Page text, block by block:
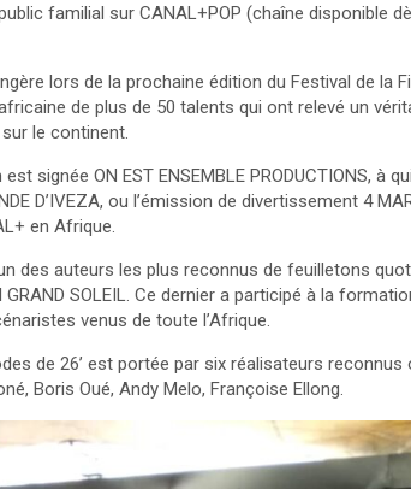
familial sur CANAL+POP (chaîne disponible
lors de la prochaine édition du Festival de la
de plus de 50 talents qui ont relevé un
le continent.
signée ON EST ENSEMBLE PRODUCTIONS, à
D’IVEZA, ou l’émission de divertissement 4
en Afrique.
des auteurs les plus reconnus de feuilletons
SOLEIL. Ce dernier a participé à la
venus de toute l’Afrique.
de 26’ est portée par six réalisateurs reconnus
Boris Oué, Andy Melo, Françoise Ellong.